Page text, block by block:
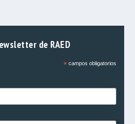
de RAED
*campos obligatorios